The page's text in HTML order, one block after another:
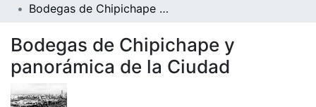
Bodegas de Chipichape y panorámica de la Ciudad
Bodegas de Chipichape y
panorámica de la Ciudad